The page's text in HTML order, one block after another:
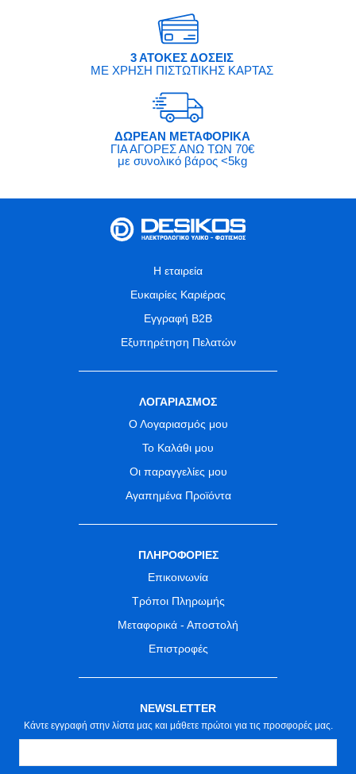
3 ΑΤΟΚΕΣ ΔΟΣΕΙΣ
ΜΕ ΧΡΗΣΗ ΠΙΣΤΩΤΙΚΗΣ ΚΑΡΤΑΣ
ΔΩΡΕΑΝ ΜΕΤΑΦΟΡΙΚΑ
ΓΙΑ ΑΓΟΡΕΣ ΑΝΩ ΤΩΝ 70€
με συνολικό βάρος <5kg
Η εταιρεία
Ευκαιρίες Καριέρας
Εγγραφή B2B
Εξυπηρέτηση Πελατών
ΛΟΓΑΡΙΑΣΜΟΣ
Ο Λογαριασμός μου
Το Καλάθι μου
Οι παραγγελίες μου
Αγαπημένα Προϊόντα
ΠΛΗΡΟΦΟΡΙΕΣ
Επικοινωνία
Τρόποι Πληρωμής
Μεταφορικά - Αποστολή
Επιστροφές
NEWSLETTER
Κάντε εγγραφή στην λίστα μας και μάθετε πρώτοι για τις προσφορές μας.